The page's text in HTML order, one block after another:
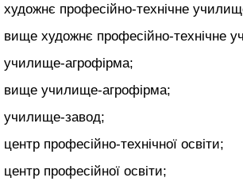
художнє професійно-технічне
вище художнє професійно-технічне
училище-агрофірма;
вище училище-агрофірма;
училище-завод;
центр професійно-технічної освіти;
центр професійної освіти;